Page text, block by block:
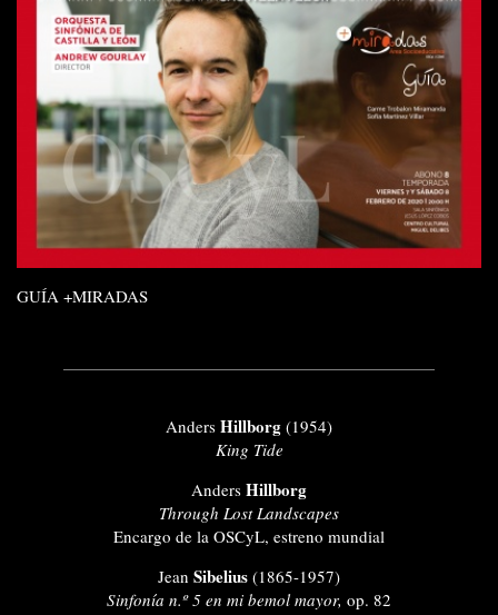
GUÍA +MIRADAS
Anders Hillborg (1954)
King Tide
Anders Hillborg
Through Lost Landscapes
Encargo de la OSCyL, estreno mundial
Jean Sibelius (1865-1957)
Sinfonía n.º 5 en mi bemol mayor, op. 82